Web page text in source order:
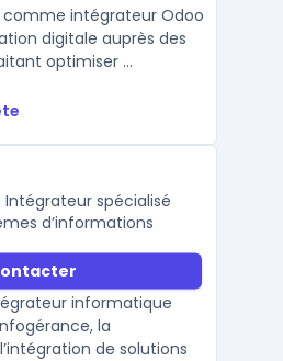
comme intégrateur Odoo
digitale auprès des
optimiser ...
Intégrateur spécialisé
d’informations
informatique
la
de solutions